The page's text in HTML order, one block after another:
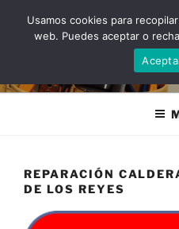
REPARACIÓN
DE LOS REYES
Usamos cookies para
web. Puedes aceptar o